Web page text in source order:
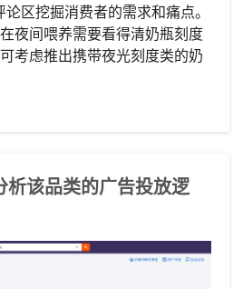
论区挖掘消费者的需求和痛点。
夜间喂养需要看得清奶瓶刻度
考虑推出携带夜光刻度类的奶
该品类的广告投放逻